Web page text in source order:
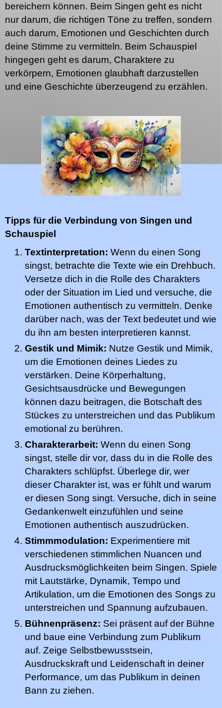
bereichern können. Beim Singen geht es nicht
nur darum, die richtigen Töne zu treffen, sondern
auch darum, Emotionen und Geschichten durch
deine Stimme zu vermitteln. Beim Schauspiel
hingegen geht es darum, Charaktere zu
verkörpern, Emotionen glaubhaft darzustellen
und eine Geschichte überzeugend zu erzählen.
Tipps für die Verbindung von Singen und
Schauspiel
Textinterpretation: Wenn du einen Song
singst, betrachte die Texte wie ein Drehbuch.
Versetze dich in die Rolle des Charakters
oder der Situation im Lied und versuche, die
Emotionen authentisch zu vermitteln. Denke
darüber nach, was der Text bedeutet und wie
du ihn am besten interpretieren kannst.
Gestik und Mimik: Nutze Gestik und Mimik,
um die Emotionen deines Liedes zu
verstärken. Deine Körperhaltung,
Gesichtsausdrücke und Bewegungen
können dazu beitragen, die Botschaft des
Stückes zu unterstreichen und das Publikum
emotional zu berühren.
Charakterarbeit: Wenn du einen Song
singst, stelle dir vor, dass du in die Rolle des
Charakters schlüpfst. Überlege dir, wer
dieser Charakter ist, was er fühlt und warum
er diesen Song singt. Versuche, dich in seine
Gedankenwelt einzufühlen und seine
Emotionen authentisch auszudrücken.
Stimmmodulation: Experimentiere mit
verschiedenen stimmlichen Nuancen und
Ausdrucksmöglichkeiten beim Singen. Spiele
mit Lautstärke, Dynamik, Tempo und
Artikulation, um die Emotionen des Songs zu
unterstreichen und Spannung aufzubauen.
Bühnenpräsenz: Sei präsent auf der Bühne
und baue eine Verbindung zum Publikum
auf. Zeige Selbstbewusstsein,
Ausdruckskraft und Leidenschaft in deiner
Performance, um das Publikum in deinen
Bann zu ziehen.